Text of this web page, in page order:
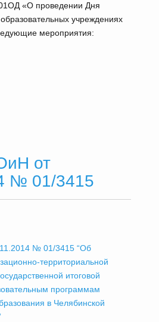
«О проведении Дня
учреждениях
мероприятия:
от
№ 01/3415
№ 01/3415 “Об
территориальной
итоговой
программам
в Челябинской